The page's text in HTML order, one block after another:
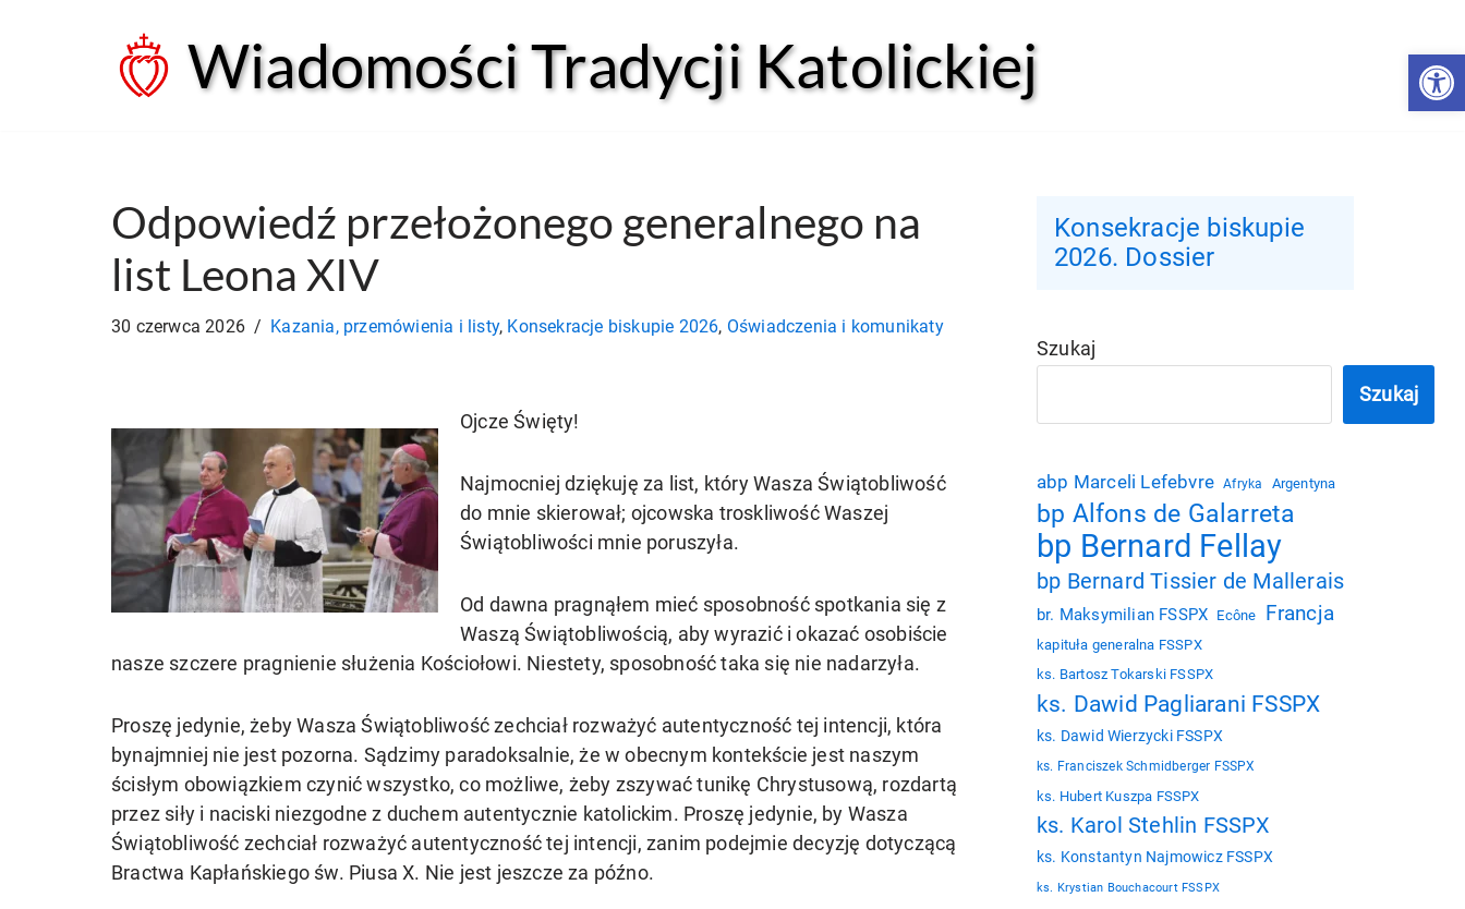
Wiadomości Tradycji Katolickiej
Odpowiedź przełożonego generalnego na
list Leona XIV
30 czerwca 2026 Kazania, przemówienia i listy, Konsekracje biskupie 2026, Oświadczenia i komunikaty
Ojcze Święty!
Najmocniej dziękuję za list, który Wasza Świątobliwość
do mnie skierował; ojcowska troskliwość Waszej
Świątobliwości mnie poruszyła.
Od dawna pragnąłem mieć sposobność spotkania się z
Waszą Świątobliwością, aby wyrazić i okazać osobiście
nasze szczere pragnienie służenia Kościołowi. Niestety, sposobność taka się nie nadarzyła.
Proszę jedynie, żeby Wasza Świątobliwość zechciał rozważyć autentyczność tej intencji, która
bynajmniej nie jest pozorna. Sądzimy paradoksalnie, że w obecnym kontekście jest naszym
ścisłym obowiązkiem czynić wszystko, co możliwe, żeby zszywać tunikę Chrystusową, rozdartą
przez siły i naciski niezgodne z duchem autentycznie katolickim. Proszę jedynie, by Wasza
Świątobliwość zechciał rozważyć autentyczność tej intencji, zanim podejmie decyzję dotyczącą
Bractwa Kapłańskiego św. Piusa X. Nie jest jeszcze za późno.
Konsekracje biskupie
2026. Dossier
Szukaj
Szukaj
abp Marceli Lefebvre Afryka Argentyna
bp Alfons de Galarreta
bp Bernard Fellay
bp Bernard Tissier de Mallerais
br. Maksymilian FSSPX Ecône Francja
kapituła generalna FSSPX
ks. Bartosz Tokarski FSSPX
ks. Dawid Pagliarani FSSPX
ks. Dawid Wierzycki FSSPX
ks. Franciszek Schmidberger FSSPX
ks. Hubert Kuszpa FSSPX
ks. Karol Stehlin FSSPX
ks. Konstantyn Najmowicz FSSPX
ks. Krystian Bouchacourt FSSPX